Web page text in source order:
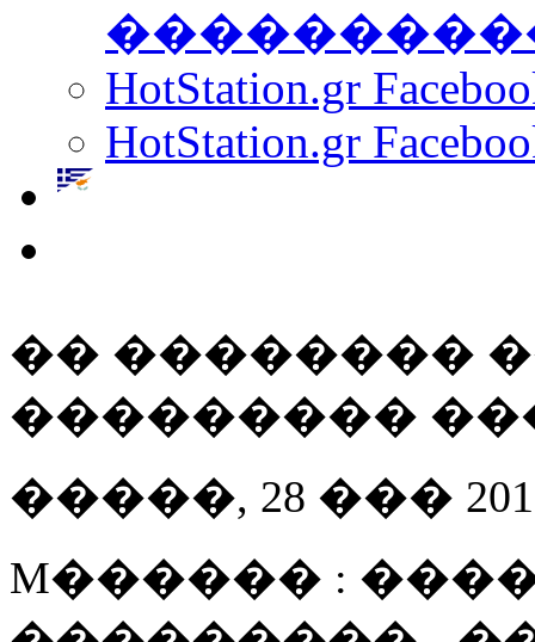
HotStation.gr
HotStation.gr
�� ��������
��������� ���
�����, 28 ��� 2012
M������ :